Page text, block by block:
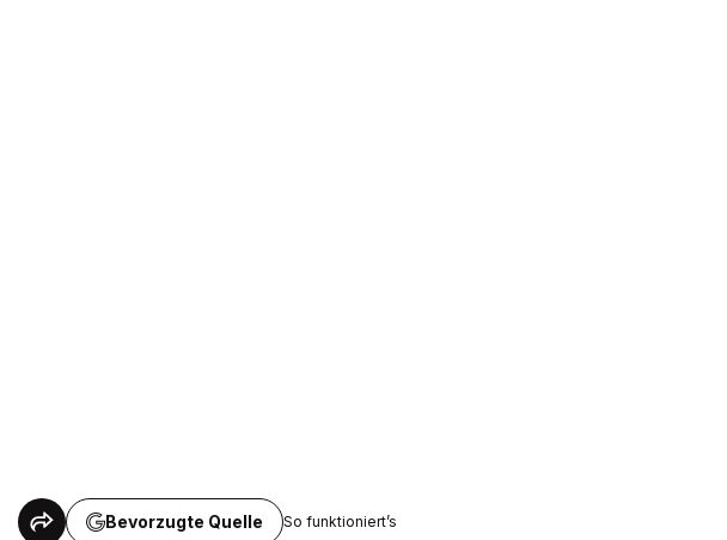
Bevorzugte Quelle So funktioniert’s